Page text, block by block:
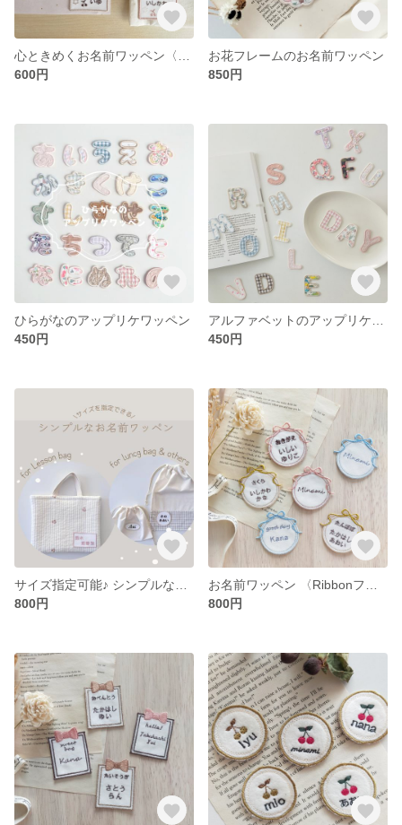
600円
お花フレームのお名前ワッペン
850円
ひらがなのアップリケワッペン
450円
450円
800円
800円